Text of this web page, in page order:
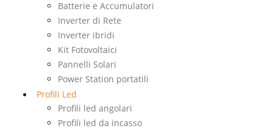
Batterie e Accumulatori
Inverter di Rete
Inverter ibridi
Kit Fotovoltaici
Pannelli Solari
Power Station portatili
Profili Led
Profili led angolari
Profili led da incasso